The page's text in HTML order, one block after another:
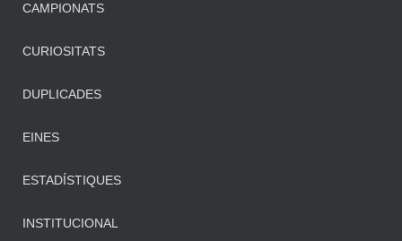
CAMPIONATS
CURIOSITATS
DUPLICADES
EINES
ESTADÍSTIQUES
INSTITUCIONAL